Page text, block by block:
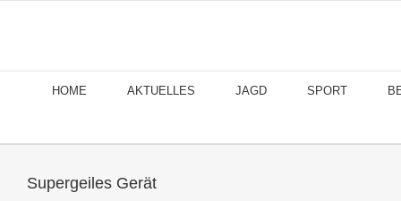
HOME AKTUELLES JAGD SPORT
Supergeiles Gerät